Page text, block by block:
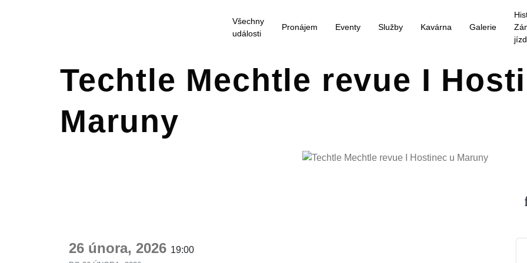
Všechny
události
Pronájem Eventy Služby Kavárna Galerie
Techtle Mechtle revue I
Maruny
26 února, 2026 19:00